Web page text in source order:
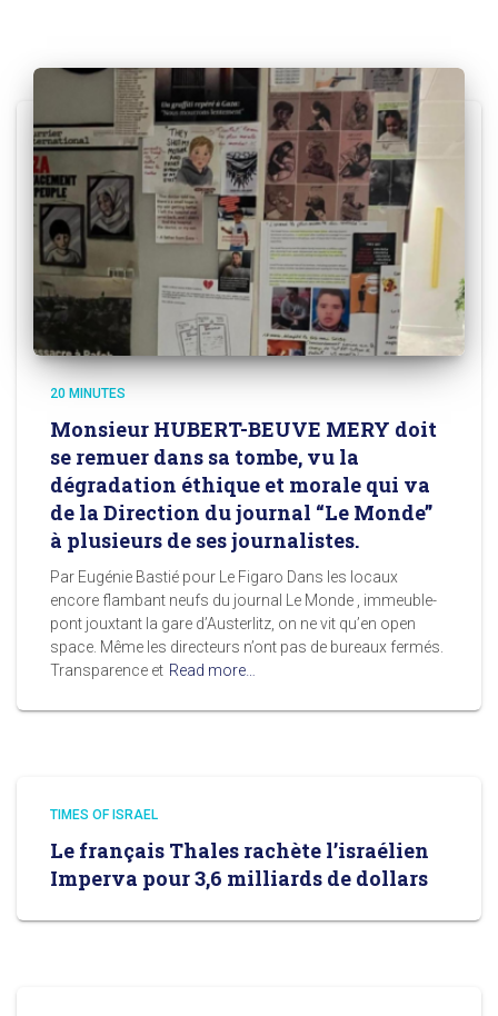
20 MINUTES
Monsieur HUBERT-BEUVE MERY doit
se remuer dans sa tombe, vu la
dégradation éthique et morale qui va
de la Direction du journal “Le Monde”
à plusieurs de ses journalistes.
Par Eugénie Bastié pour Le Figaro Dans les locaux
encore flambant neufs du journal Le Monde , immeuble-
pont jouxtant la gare d’Austerlitz, on ne vit qu’en open
space. Même les directeurs n’ont pas de bureaux fermés.
Transparence et Read more…
TIMES OF ISRAEL
Le français Thales rachète l’israélien
Imperva pour 3,6 milliards de dollars